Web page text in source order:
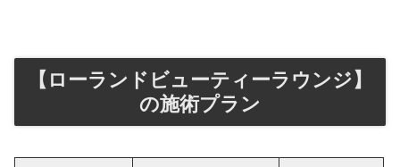
【ローランドビューティーラウンジ】
の施術プラン